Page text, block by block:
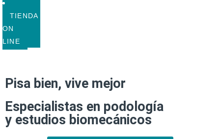
TIENDA
ON
LINE
Pisa bien, vive mejor
Especialistas en podología
y estudios biomecánicos